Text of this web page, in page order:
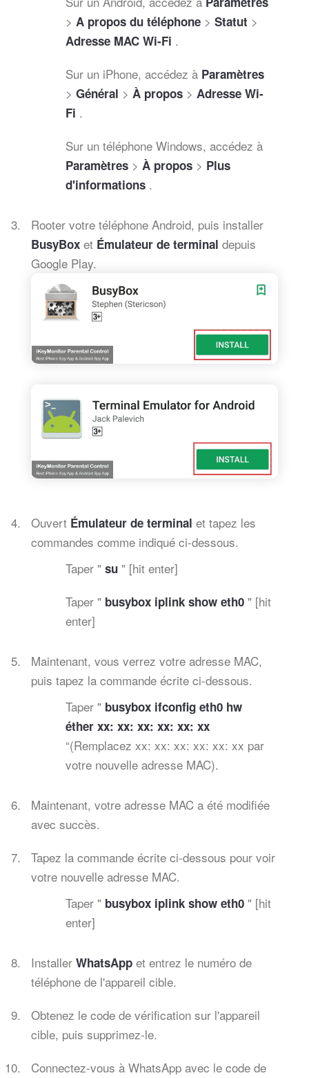
> A propos du téléphone > Statut >
Adresse MAC Wi-Fi .
Sur un iPhone, accédez à Paramètres
> Général > À propos > Adresse Wi-
Fi .
Sur un téléphone Windows, accédez à
Paramètres > À propos > Plus
d'informations .
Rooter votre téléphone Android, puis installer
BusyBox et Émulateur de terminal depuis
Google Play.
Ouvert Émulateur de terminal et tapez les
commandes comme indiqué ci-dessous.
Taper " su " [hit enter]
Taper " busybox iplink show eth0 " [hit
enter]
Maintenant, vous verrez votre adresse MAC,
puis tapez la commande écrite ci-dessous.
Taper " busybox ifconfig eth0 hw
éther xx: xx: xx: xx: xx: xx
“(Remplacez xx: xx: xx: xx: xx: xx par
votre nouvelle adresse MAC).
Maintenant, votre adresse MAC a été modifiée
avec succès.
Tapez la commande écrite ci-dessous pour voir
votre nouvelle adresse MAC.
Taper " busybox iplink show eth0 " [hit
enter]
Installer WhatsApp et entrez le numéro de
téléphone de l'appareil cible.
Obtenez le code de vérification sur l'appareil
cible, puis supprimez-le.
Connectez-vous à WhatsApp avec le code de